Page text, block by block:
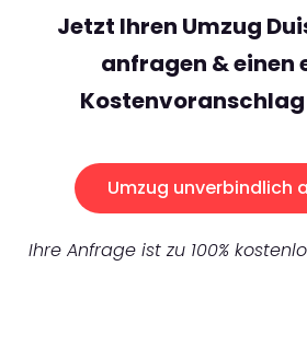
Jetzt Ihren Umzug
anfragen & einen
Umzug unverbindlich
Ihre Anfrage ist zu 100%